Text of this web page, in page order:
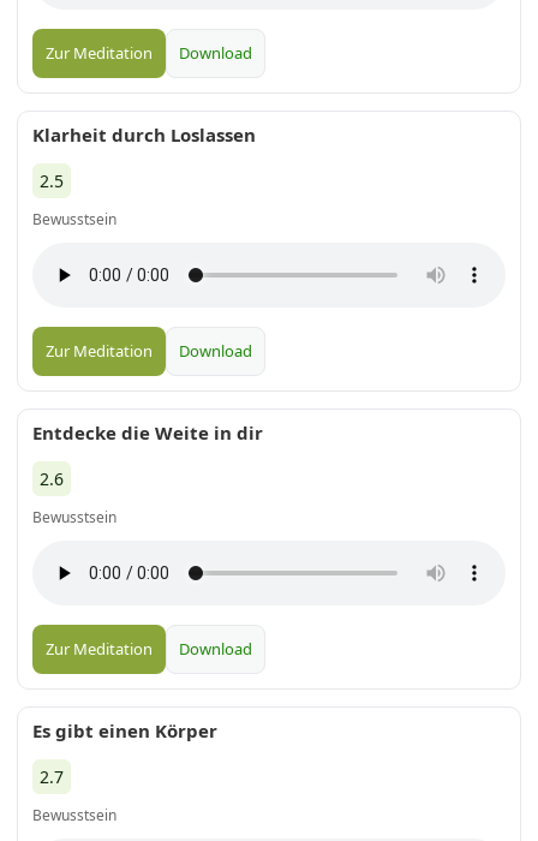
Zur Meditation Download
Klarheit durch Loslassen
2.5
Bewusstsein
Zur Meditation Download
Entdecke die Weite in dir
2.6
Bewusstsein
Zur Meditation Download
Es gibt einen Körper
2.7
Bewusstsein